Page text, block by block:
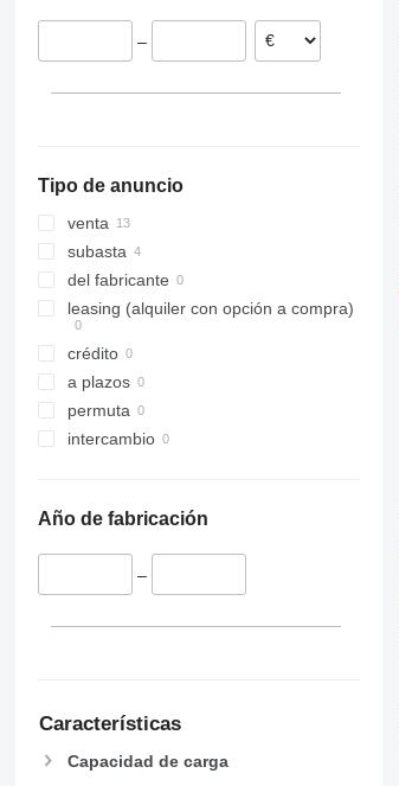
Dinamarca
Austria
–
Tipo de anuncio
venta
subasta
del fabricante
leasing (alquiler con opción a compra)
crédito
a plazos
permuta
intercambio
Año de fabricación
–
Características
Capacidad de carga